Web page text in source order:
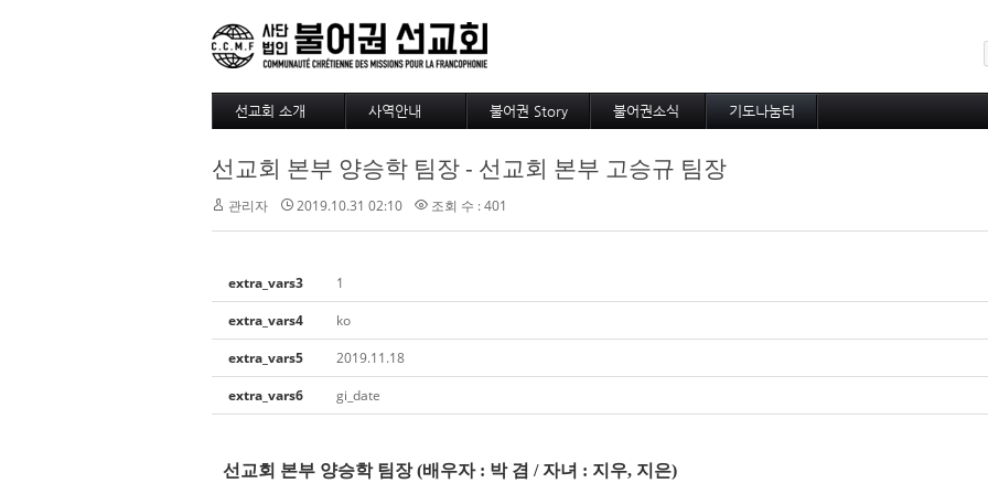
선교회 소개
4대정신
섬기는 사람들
선교사
선교회 후원 계좌
사역안내
훈련
긍휼
BAM
출판/정기기도
불어권 Story
방주지
공지사항
불어권소식
아프리카소식
기도나눔터
선교회 본부 양승학 팀장 - 선교회 본부 고승규 팀장
관리자 2019.10.31 02:10 조회 수 : 401
extra_vars3
1
extra_vars4
ko
extra_vars5
2019.11.18
extra_vars6
gi_date
선교회 본부 양승학 팀장(배우자 : 박 겸 /자녀 : 지우, 지은)